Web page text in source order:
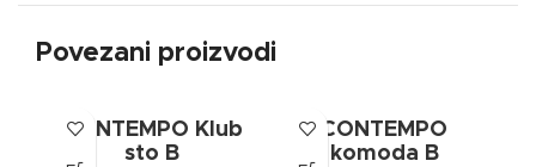
Povezani proizvodi
CONTEMPO Klub
sto B
CONTEMPO
komoda B